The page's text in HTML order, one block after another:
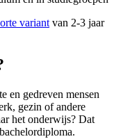
variantvan 2-3 jaar
en gedreven mensen
gezin of andere
het onderwijs? Dat